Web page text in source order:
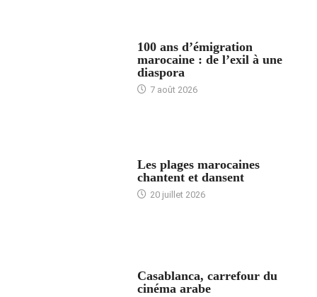
100 ans d’émigration
marocaine : de l’exil à une
diaspora
7 août 2026
Les plages marocaines
chantent et dansent
20 juillet 2026
Casablanca, carrefour du
cinéma arabe